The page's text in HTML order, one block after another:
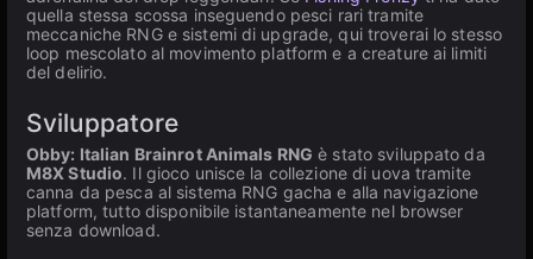
quella stessa scossa inseguendo pesci rari tramite
meccaniche RNG e sistemi di upgrade, qui troverai lo stesso
loop mescolato al movimento platform e a creature ai limiti
del delirio.
Sviluppatore
Obby: Italian Brainrot Animals RNG è stato sviluppato da
M8X Studio. Il gioco unisce la collezione di uova tramite
canna da pesca al sistema RNG gacha e alla navigazione
platform, tutto disponibile istantaneamente nel browser
senza download.